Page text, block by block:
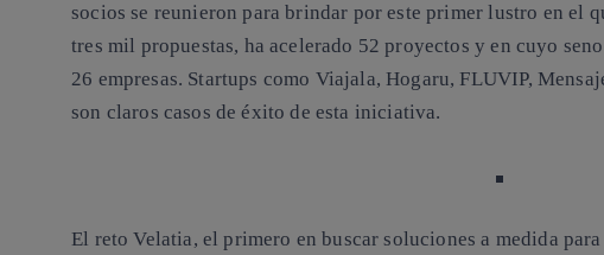
socios se reunieron para brindar por este primer lustro en el
tres mil propuestas, ha acelerado 52 proyectos y en cuyo
26 empresas. Startups como Viajala, Hogaru, FLUVIP,
son claros casos de éxito de esta iniciativa.
El reto Velatia, el primero en buscar soluciones a medida